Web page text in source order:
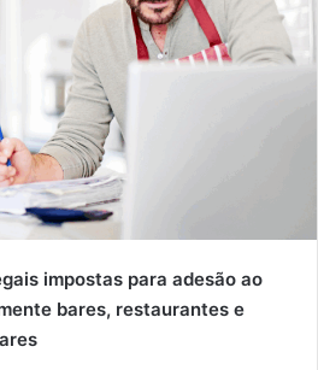
impostas para adesão ao
bares, restaurantes e